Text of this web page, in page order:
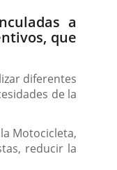
a
que
diferentes
de la
Motocicleta,
reducir la